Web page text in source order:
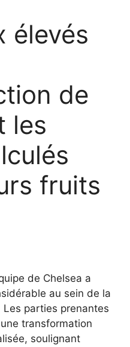
élevés
de
les
fruits
de Chelsea a
au sein de la
parties prenantes
transformation
soulignant